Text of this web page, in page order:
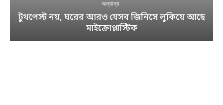
অন্যান্য
টুথপেস্ট নয়, ঘরের আরও যেসব জিনিসে লুকিয়ে আছে
মাইক্রোপ্লাস্টিক